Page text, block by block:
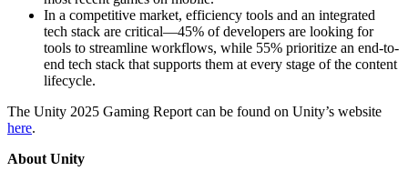
In a competitive market, efficiency tools and an integrated
tech stack are critical—45% of developers are looking for
tools to streamline workflows, while 55% prioritize an end-to-
end tech stack that supports them at every stage of the content
lifecycle.
The Unity 2025 Gaming Report can be found on Unity’s website
here.
About Unity